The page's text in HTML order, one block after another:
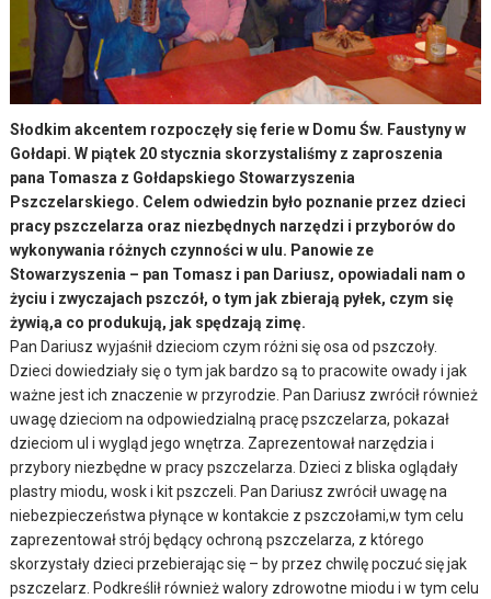
Słodkim akcentem rozpoczęły się ferie w Domu Św. Faustyny w
Gołdapi. W piątek 20 stycznia skorzystaliśmy z zaproszenia
pana Tomasza z Gołdapskiego Stowarzyszenia
Pszczelarskiego. Celem odwiedzin było poznanie przez dzieci
pracy pszczelarza oraz niezbędnych narzędzi i przyborów do
wykonywania różnych czynności w ulu. Panowie ze
Stowarzyszenia – pan Tomasz i pan Dariusz, opowiadali nam o
życiu i zwyczajach pszczół, o tym jak zbierają pyłek, czym się
żywią,a co produkują, jak spędzają zimę.
Pan Dariusz wyjaśnił dzieciom czym różni się osa od pszczoły.
Dzieci dowiedziały się o tym jak bardzo są to pracowite owady i jak
ważne jest ich znaczenie w przyrodzie. Pan Dariusz zwrócił również
uwagę dzieciom na odpowiedzialną pracę pszczelarza, pokazał
dzieciom ul i wygląd jego wnętrza. Zaprezentował narzędzia i
przybory niezbędne w pracy pszczelarza. Dzieci z bliska oglądały
plastry miodu, wosk i kit pszczeli. Pan Dariusz zwrócił uwagę na
niebezpieczeństwa płynące w kontakcie z pszczołami,w tym celu
zaprezentował strój będący ochroną pszczelarza, z którego
skorzystały dzieci przebierając się – by przez chwilę poczuć się jak
pszczelarz. Podkreślił również walory zdrowotne miodu i w tym celu